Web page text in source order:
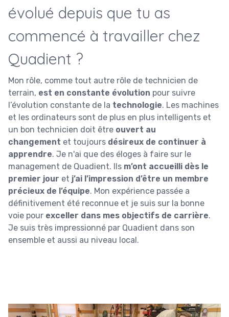
évolué depuis que tu as
commencé à travailler chez
Quadient ?
Mon rôle, comme tout autre rôle de technicien de
terrain, est en constante évolution pour suivre
l’évolution constante de la technologie. Les machines
et les ordinateurs sont de plus en plus intelligents et
un bon technicien doit être ouvert au
changement et toujours désireux de continuer à
apprendre. Je n'ai que des éloges à faire sur le
management de Quadient. Ils m’ont accueilli dès le
premier jour et j’ai l’impression d’être un membre
précieux de l’équipe. Mon expérience passée a
définitivement été reconnue et je suis sur la bonne
voie pour exceller dans mes objectifs de carrière.
Je suis très impressionné par Quadient dans son
ensemble et aussi au niveau local.